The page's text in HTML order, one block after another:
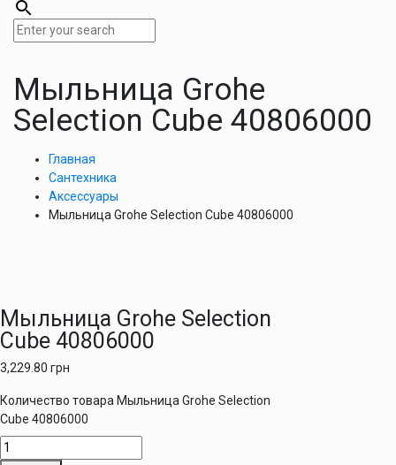
Мыльница Grohe
Selection Cube 40806000
Главная
Сантехника
Аксессуары
Мыльница Grohe Selection Cube 40806000
Мыльница Grohe Selection
Cube 40806000
3,229.80 грн
Количество товара Мыльница Grohe Selection
Cube 40806000